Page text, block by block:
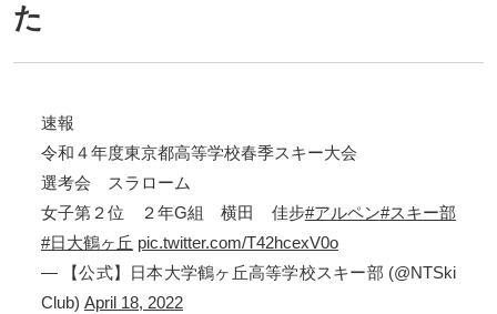
た
速報
令和４年度東京都高等学校春季スキー大会
選考会 スラローム
女子第２位 ２年G組 横田 佳步#アルペン#スキー部
#日大鶴ヶ丘 pic.twitter.com/T42hcexV0o
— 【公式】日本大学鶴ヶ丘高等学校スキー部 (@NTSki
Club) April 18, 2022